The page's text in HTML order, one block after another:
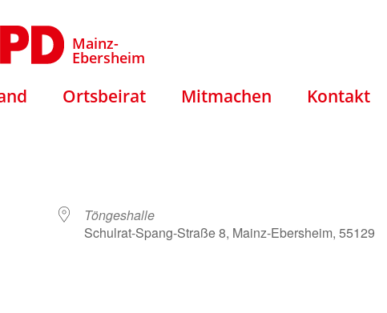
Mainz-
Ebersheim
Ortsbeirat Mitmachen Kontakt
Töngeshalle
Schulrat-Spang-Straße 8, Mainz-Ebersheim, 55129